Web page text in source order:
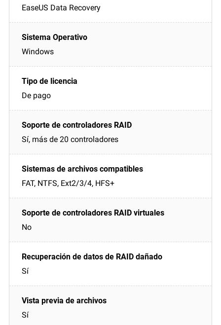
EaseUS Data Recovery
Windows
De pago
Sí, más de 20 controladores
FAT, NTFS, Ext2/3/4, HFS+
No
Sí
Sí